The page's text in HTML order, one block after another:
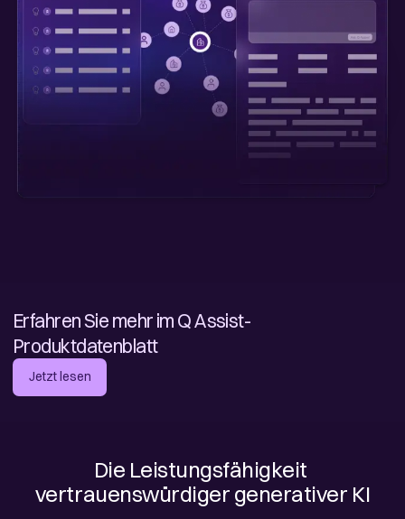
Erfahren Sie mehr im Q Assist-
Produktdatenblatt
Jetzt lesen
Die Leistungsfähigkeit
vertrauenswürdiger generativer KI